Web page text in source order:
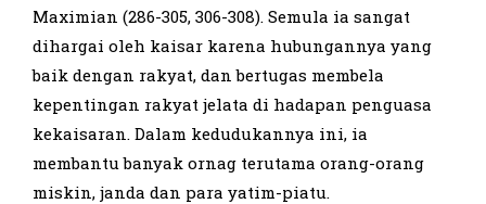
Maximian (286-305, 306-308). Semula ia sangat
dihargai oleh kaisar karena hubungannya yang
baik dengan rakyat, dan bertugas membela
kepentingan rakyat jelata di hadapan penguasa
kekaisaran. Dalam kedudukannya ini, ia
membantu banyak ornag terutama orang-orang
miskin, janda dan para yatim-piatu.